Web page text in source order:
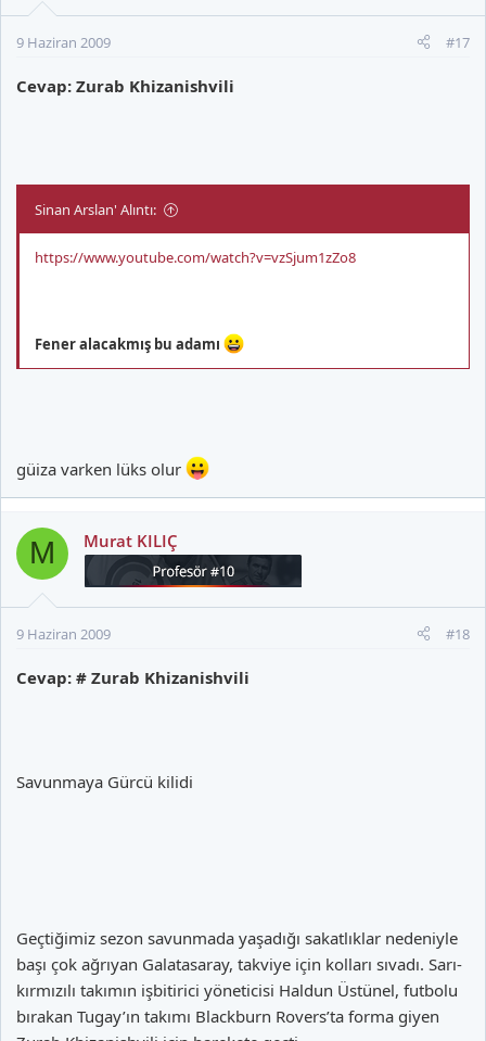
9 Haziran 2009 #17
Cevap: Zurab Khizanishvili
Sinan Arslan' Alıntı:
https://www.youtube.com/watch?v=vzSjum1zZo8
Fener alacakmış bu adamı
güiza varken lüks olur
M Murat KILIÇ
9 Haziran 2009 #18
Cevap: # Zurab Khizanishvili
Savunmaya Gürcü kilidi
Geçtiğimiz sezon savunmada yaşadığı sakatlıklar nedeniyle
başı çok ağrıyan Galatasaray, takviye için kolları sıvadı. Sarı-
kırmızılı takımın işbitirici yöneticisi Haldun Üstünel, futbolu
bırakan Tugay’ın takımı Blackburn Rovers’ta forma giyen